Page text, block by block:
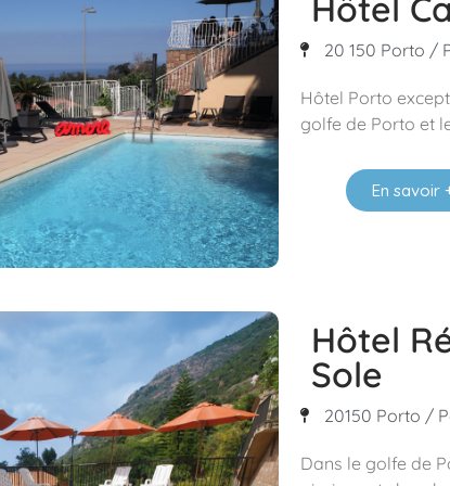
20 150 Porto /
Hôtel Porto
golfe de Porto et
En savoir
Hôtel
Sole
20150 Porto /
Dans le golfe de